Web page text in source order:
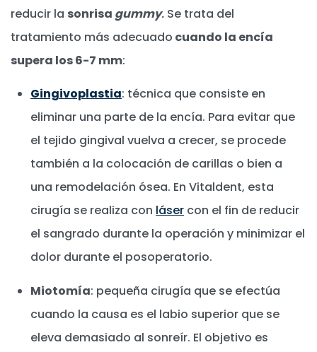
reducir la sonrisa gummy. Se trata del
tratamiento más adecuado cuando la encía
supera los 6-7 mm:
Gingivoplastia: técnica que consiste en
eliminar una parte de la encía. Para evitar que
el tejido gingival vuelva a crecer, se procede
también a la colocación de carillas o bien a
una remodelación ósea. En Vitaldent, esta
cirugía se realiza con láser con el fin de reducir
el sangrado durante la operación y minimizar el
dolor durante el posoperatorio.
Miotomía: pequeña cirugía que se efectúa
cuando la causa es el labio superior que se
eleva demasiado al sonreír. El objetivo es